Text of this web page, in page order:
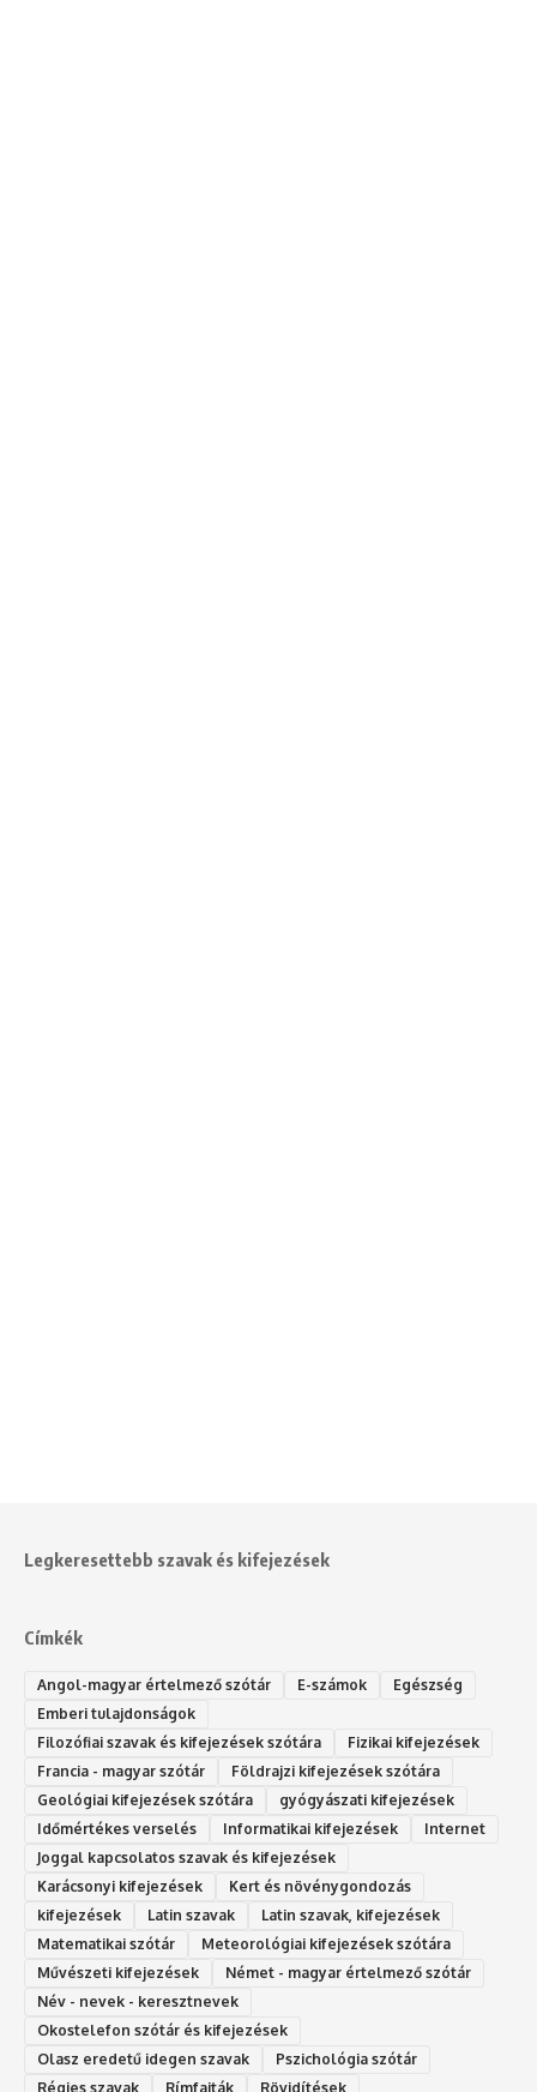
Legkeresettebb szavak és kifejezések
Címkék
Angol-magyar értelmező szótár E-számok
Egészség
Emberi tulajdonságok
Filozófiai szavak és kifejezések szótára
Fizikai kifejezések
Francia - magyar szótár
Földrajzi kifejezések szótára
Geológiai kifejezések szótára
gyógyászati kifejezések
Időmértékes verselés
Informatikai kifejezések
Internet
Joggal kapcsolatos szavak és kifejezések
Karácsonyi kifejezések
Kert és növénygondozás
kifejezések
Latin szavak
Latin szavak, kifejezések
Matematikai szótár
Meteorológiai kifejezések szótára
Művészeti kifejezések
Német - magyar értelmező szótár
Név - nevek - keresztnevek
Okostelefon szótár és kifejezések
Olasz eredetű idegen szavak
Ps‮gólohciz‬ia s‮átóz‬r
Régies szavak
Rímfajták Rövidítések